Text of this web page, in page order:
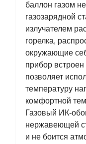
баллон газом
газозарядной
излучателем
горелка,
окружающие
прибор
позволяет
температуру
комфортной
Газовый ИК-
нержавеющей
и не боится